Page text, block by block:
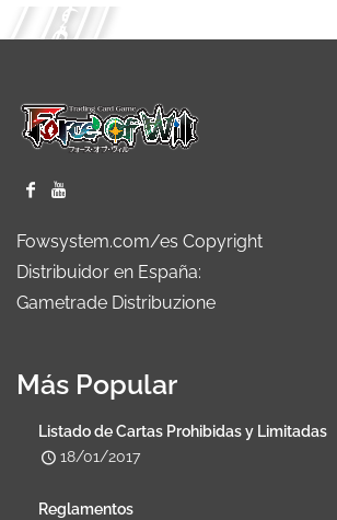
Fowsystem.com/es Copyright
Distribuidor en España:
Gametrade Distribuzione
Más Popular
Listado de Cartas Prohibidas y Limitadas
18/01/2017
Reglamentos